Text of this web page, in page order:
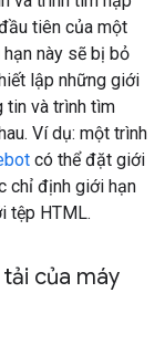
tiên của một
này sẽ bị bỏ
lập những giới
tin và trình tìm
Ví dụ: một trình
có thể đặt giới
chỉ định giới hạn
tệp HTML.
của máy